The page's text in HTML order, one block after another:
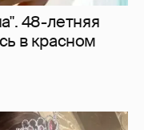
48-летняя
в красном